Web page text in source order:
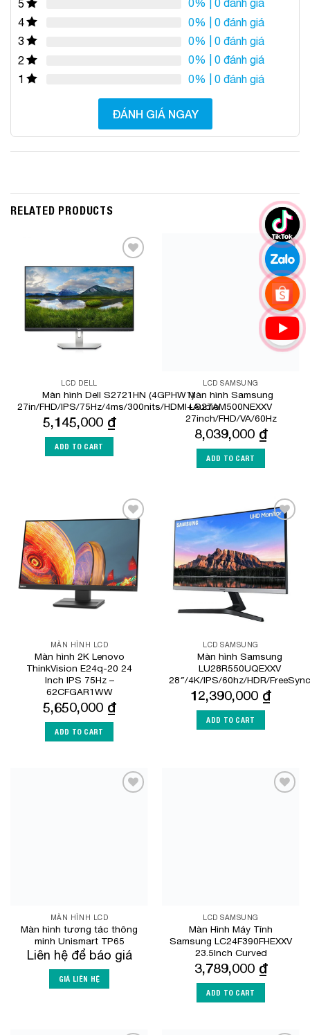
5 0% | 0 đánh giá
4
0% | 0 đánh giá
3
0% | 0 đánh giá
2
0% | 0 đánh giá
1
0% | 0 đánh giá
ĐÁNH GIÁ NGAY
RELATED PRODUCTS
Add to
Wishlist
LCD DELL
Màn hình Dell S2721HN (4GPHW1)
27in/FHD/IPS/75Hz/4ms/300nits/HDMI+Audio
5,145,000 ₫
ADD TO CART
Add to
Wishlist
LCD SAMSUNG
Màn hình Samsung
LS27AM500NEXXV
27inch/FHD/VA/60Hz
8,039,000 ₫
ADD TO CART
Add to
Wishlist
MÀN HÌNH LCD
Màn hình 2K Lenovo
ThinkVision E24q-20 24
Inch IPS 75Hz –
62CFGAR1WW
5,650,000 ₫
ADD TO CART
Wishlist
LCD SAMSUNG
Màn hình Samsung
LU28R550UQEXXV
28″/4K/IPS/60hz/HDR/FreeSync
12,390,000 ₫
ADD TO CART
MÀN HÌNH LCD
Màn hình tương tác thông
minh Unismart TP65
Liên hệ để báo giá
GIÁ LIÊN HỆ
LCD SAMSUNG
Màn Hình Máy Tính
Samsung LC24F390FHEXXV
23.5Inch Curved
3,789,000 ₫
ADD TO CART